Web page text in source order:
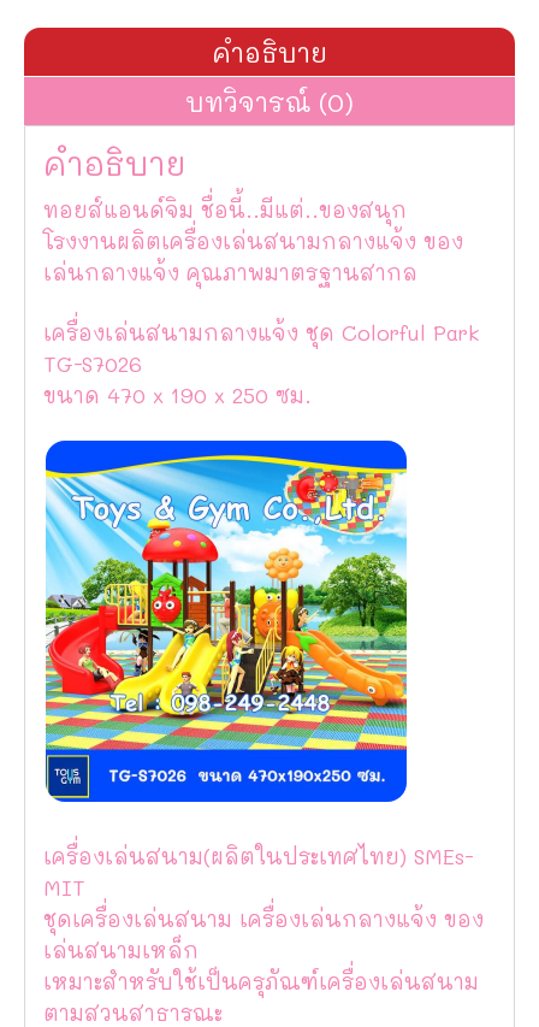
คำอธิบาย
บทวิจารณ์ (0)
คำอธิบาย
ทอยส์แอนด์จิม ชื่อนี้..มีแต่..ของสนุก
โรงงานผลิตเครื่องเล่นสนามกลางแจ้ง ของ
เล่นกลางแจ้ง คุณภาพมาตรฐานสากล
เครื่องเล่นสนามกลางแจ้ง ชุด Colorful Park
TG-S7026
ขนาด 470 x 190 x 250 ซม.
เครื่องเล่นสนาม(ผลิตในประเทศไทย) SMEs-
MIT
ชุดเครื่องเล่นสนาม เครื่องเล่นกลางแจ้ง ของ
เล่นสนามเหล็ก
เหมาะสำหรับใช้เป็นครุภัณฑ์เครื่องเล่นสนาม
ตามสวนสาธารณะ